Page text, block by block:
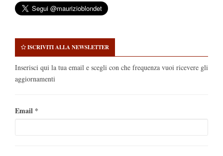
ISCRIVITI ALLA NEWSLETTER
Inserisci qui la tua email e scegli con che frequenza vuoi ricevere gli
aggiornamenti
Email *